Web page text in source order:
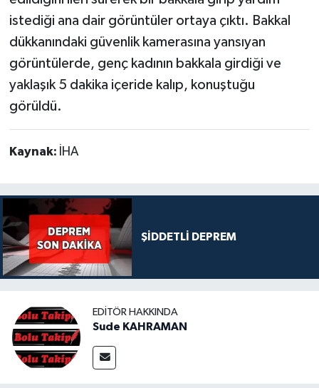
istediği ana dair görüntüler ortaya çıktı. Bakkal
dükkanındaki güvenlik kamerasına yansıyan
görüntülerde, genç kadının bakkala girdiği ve
yaklaşık 5 dakika içeride kalıp, konuştuğu
görüldü.
Kaynak: İHA
ŞİDDETLİ DEPREM
EDITÖR HAKKINDA
Sude KAHRAMAN